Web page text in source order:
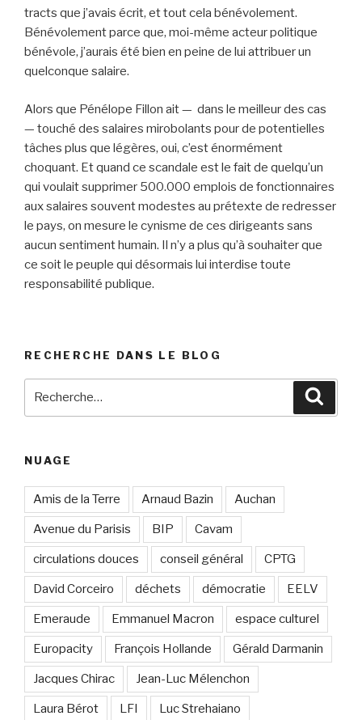
tracts que j’avais écrit, et tout cela bénévolement.
Bénévolement parce que, moi-même acteur politique
bénévole, j’aurais été bien en peine de lui attribuer un
quelconque salaire.
Alors que Pénélope Fillon ait — dans le meilleur des cas
— touché des salaires mirobolants pour de potentielles
tâches plus que légères, oui, c’est énormément
choquant. Et quand ce scandale est le fait de quelqu’un
qui voulait supprimer 500.000 emplois de fonctionnaires
aux salaires souvent modestes au prétexte de redresser
le pays, on mesure le cynisme de ces dirigeants sans
aucun sentiment humain. Il n’y a plus qu’à souhaiter que
ce soit le peuple qui désormais lui interdise toute
responsabilité publique.
RECHERCHE DANS LE BLOG
NUAGE
Amis de la Terre Arnaud Bazin Auchan
Avenue du Parisis BIP Cavam
circulations douces conseil général CPTG
David Corceiro déchets démocratie EELV
Emeraude Emmanuel Macron espace culturel
Europacity François Hollande Gérald Darmanin
Jacques Chirac Jean-Luc Mélenchon
Laura Bérot LFI Luc Strehaiano